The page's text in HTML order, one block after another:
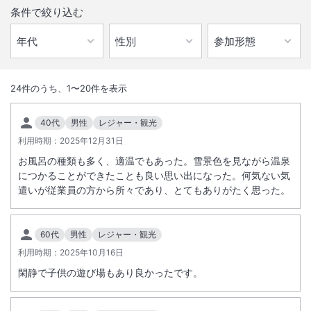
３つの大浴場、１７の浴槽で温泉三昧！新お食事処「里山ダイニング」
では里山の祝祭をコンセプトにした先付料理とビュッフェを提供。部屋
食も人気。ミキハウス子育て総研「ウェルカムベビーのお宿」。
INチェックイン
15:00/ OUT チェックアウト
10:00
大浴場あり
温泉
駐車場あり
条件で絞り込む
24件のうち、 1〜20件を表示
40代 男性
レジャー・観光
利用時期： 2025年12月31日
お風呂の種類も多く、適温でもあった。雪景色を見ながら温泉
につかることができたことも良い思い出になった。何気ない気
遣いが従業員の方から所々であり、とてもありがたく思った。
60代 男性
レジャー・観光
利用時期： 2025年10月16日
閑静で子供の遊び場もあり良かったです。